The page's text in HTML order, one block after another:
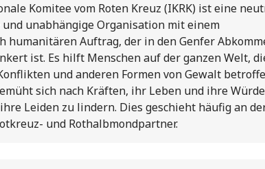
Komitee vom Roten Kreuz (IKRK) ist eine
unabhängige Organisation mit einem
humanitären Auftrag, der in den Genfer
ist. Es hilft Menschen auf der ganzen Welt,
und anderen Formen von Gewalt
sich nach Kräften, ihr Leben und ihre
Leiden zu lindern. Dies geschieht häufig an
und Rothalbmondpartner.